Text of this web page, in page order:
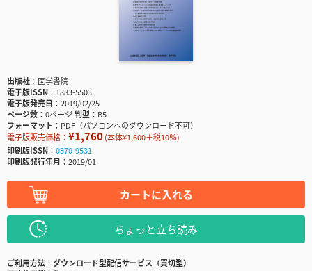
出版社
医学書院
電子版ISSN
1883-5503
電子版発売日
2019/02/25
ページ数
0ページ判型
B5
フォーマット
PDF（パソコンへのダウンロード不可）
電子版販売価格： ¥1,760(本体¥1,600＋税10％)
印刷版ISSN
0370-9531
印刷版発行年月
2019/01
カートに入れる
ちょっと立ち読み
ご利用方法
ダウンロード型配信サービス（買切型）